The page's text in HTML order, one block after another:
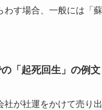
わす場合、一般には「
「起死回生」の例文
社が社運をかけて売り